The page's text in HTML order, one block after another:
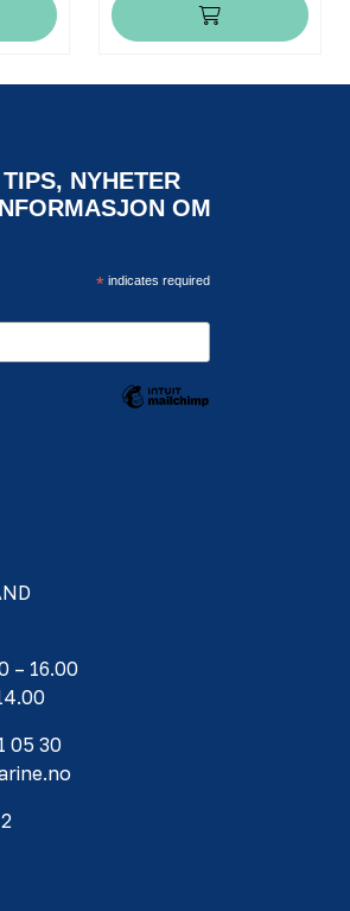
NYHETER
OM
*indicates required
– 16.00
05 30